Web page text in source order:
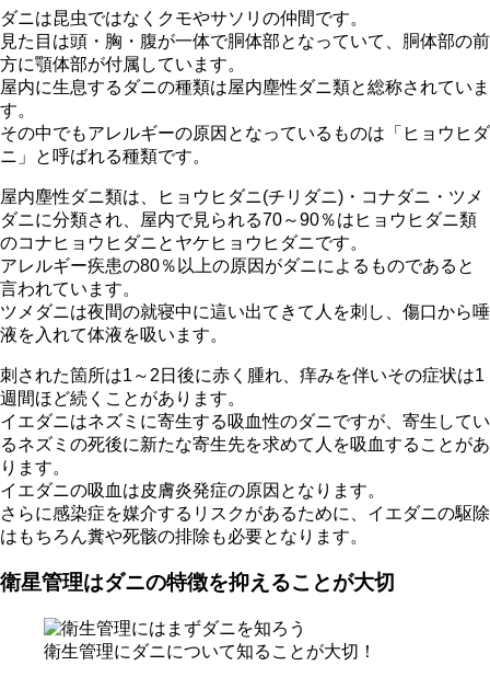
ダニは昆虫ではなくクモやサソリの仲間です。
見た目は頭・胸・腹が一体で胴体部となっていて、胴体部の前
方に顎体部が付属しています。
屋内に生息するダニの種類は屋内塵性ダニ類と総称されていま
す。
その中でもアレルギーの原因となっているものは「ヒョウヒダ
ニ」と呼ばれる種類です。
屋内塵性ダニ類は、ヒョウヒダニ(チリダニ)・コナダニ・ツメ
ダニに分類され、屋内で見られる70～90％はヒョウヒダニ類
のコナヒョウヒダニとヤケヒョウヒダニです。
アレルギー疾患の80％以上の原因がダニによるものであると
言われています。
ツメダニは夜間の就寝中に這い出てきて人を刺し、傷口から唾
液を入れて体液を吸います。
刺された箇所は1～2日後に赤く腫れ、痒みを伴いその症状は1
週間ほど続くことがあります。
イエダニはネズミに寄生する吸血性のダニですが、寄生してい
るネズミの死後に新たな寄生先を求めて人を吸血することがあ
ります。
イエダニの吸血は皮膚炎発症の原因となります。
さらに感染症を媒介するリスクがあるために、イエダニの駆除
はもちろん糞や死骸の排除も必要となります。
衛星管理はダニの特徴を抑えることが大切
衛生管理にダニについて知ることが大切！